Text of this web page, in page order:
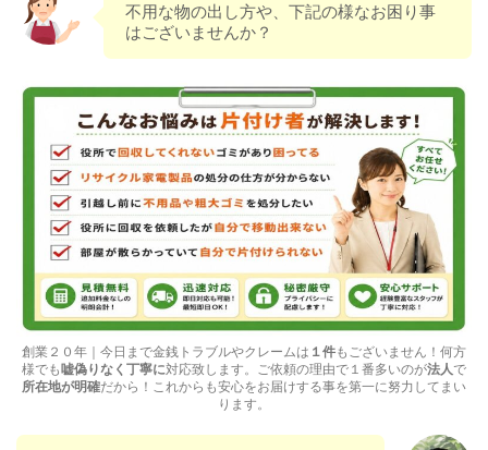
不用な物の出し方や、下記の様なお困り事
はございませんか？
創業２０年｜今日まで金銭トラブルやクレームは １件もございません！何方
様でも嘘偽りなく丁寧に対応致します。ご依頼の理由で１番多いのが法人で
所在地が明確だから！これからも安心をお届けする事を第一に努力してまい
ります。